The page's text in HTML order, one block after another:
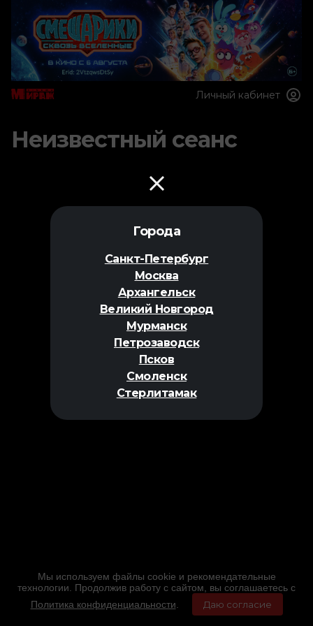
Города
Санкт-Петербург
Москва
Архангельск
Великий Новгород
Мурманск
Петрозаводск
Псков
Смоленск
Стерлитамак
Личный кабинет
Неизвестный сеанс
Мы используем файлы cookie и рекомендательные
технологии. Продолжив работу с сайтом, вы соглашаетесь с
Политика конфиденциальности
Даю согласие